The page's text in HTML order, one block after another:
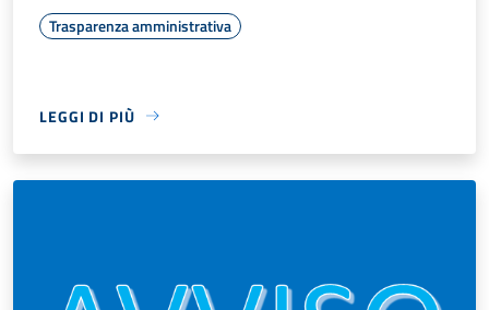
Trasparenza amministrativa
LEGGI DI PIÙ